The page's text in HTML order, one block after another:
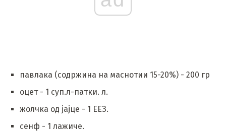
павлака (содржина на маснотии 15-20%) - 200 гр
оцет - 1 суп.л-патки. л.
жолчка од јајце - 1 ЕЕЗ.
сенф - 1 лажиче.